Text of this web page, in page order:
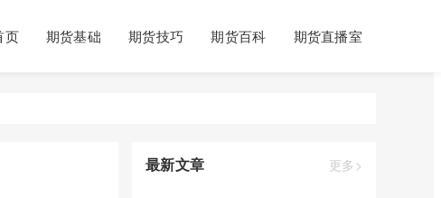
页 期货基础 期货技巧 期货百科 期货直播室
最新文章 更多>